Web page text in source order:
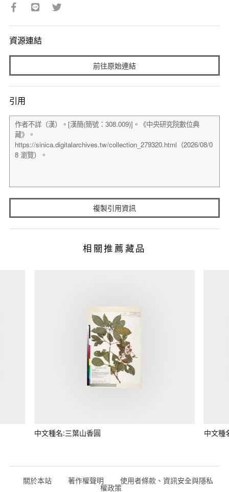
資源連結
前往原始連結
引用
複製引用資訊
相關推薦藏品
中文種名:三葉山香圓 中文種
關於本站 著作權聲明 使用者條款、資訊安全與隱私
權政策